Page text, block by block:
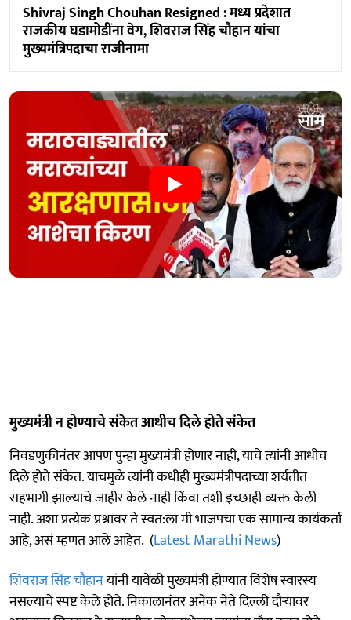
Shivraj Singh Chouhan Resigned : मध्य प्रदेशात
राजकीय घडामोडींना वेग, शिवराज सिंह चौहान यांचा
मुख्यमंत्रिपदाचा राजीनामा
मुख्यमंत्री न होण्याचे संकेत आधीच दिले होते संकेत
निवडणुकीनंतर आपण पुन्हा मुख्यमंत्री होणार नाही, याचे त्यांनी आधीच
दिले होते संकेत. याचमुळे त्यांनी कधीही मुख्यमंत्रीपदाच्या शर्यतीत
सहभागी झाल्याचे जाहीर केले नाही किंवा तशी इच्छाही व्यक्त केली
नाही. अशा प्रत्येक प्रश्नावर ते स्वत:ला मी भाजपचा एक सामान्य कार्यकर्ता
आहे, असं म्हणत आले आहेत. (Latest Marathi News)
शिवराज सिंह चौहानयांनी यावेळी मुख्यमंत्री होण्यात विशेष स्वारस्य
नसल्याचे स्पष्ट केले होते. निकालानंतर अनेक नेते दिल्ली दौऱ्यावर